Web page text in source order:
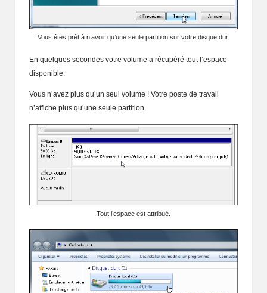
Vous êtes prêt à n’avoir qu’une seule partition sur votre disque dur.
En quelques secondes votre volume a récupéré tout l’espace
disponible.
Vous n’avez plus qu’un seul volume ! Votre poste de travail
n’affiche plus qu’une seule partition.
Tout l’espace est attribué.